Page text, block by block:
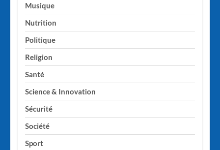
Musique
Nutrition
Politique
Religion
Santé
Science & Innovation
Sécurité
Société
Sport